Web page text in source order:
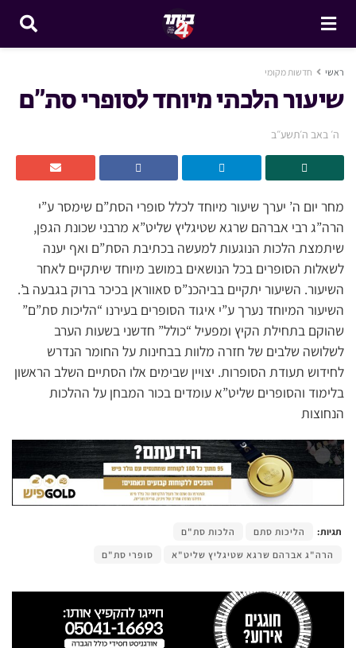
ראשי חדשות מקומי
שיעור הלכתי מיוחד לסופרי סת”ם
ה׳ באב ה׳תשע״ב
מחר יום ה’ יערך שיעור מיוחד לכלל סופרי הסת”ם שימסר ע”י
הרה”ג רבי אברהם שרגא שטיגליץ שליט”א מרבני שכונת הגפן,
שיתמצת הלכות הנוגעות למעשה בכתיבת הסת”ם ואף יענה
לשאלות הסופרים בכל הנושאים במושב מיוחד שיתקיים לאחר
השיעור. השיעור יתקיים בביהכנ”ס סאווראן בכיכר ברוק בגבעה ב’.
השיעור המיוחד נערך ע”י איגוד הסופרים בעירנו “הליכות סת”ם”
שהוקם בתחילת הקיץ ומפעיל “כולל” חדשני בשעות הערב
לשלושה שלבים של חזרה מלוות בבחינות על החומר הנדרש
לחידוש תעודת הסופרות. יצויין שבימים אלו הסתיים השלב הראשון
בלימוד והסופרים שליט”א עומדים בכור המבחן על ההלכות
הנחוצות
תגיות: הליכות סתם
הלכות סת"ם
הרה"ג אברהם שרגא שטיגליץ שליט"א
סופרי סת"ם